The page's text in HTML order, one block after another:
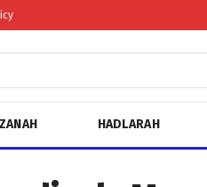
HADLARAH